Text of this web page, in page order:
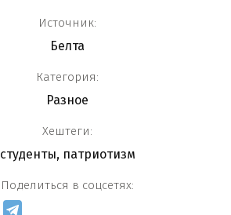
Источник:
Белта
Категория:
Разное
Хештеги:
студенты, патриотизм
Поделиться в соцсетях: